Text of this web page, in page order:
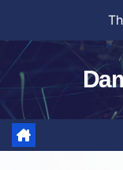
content